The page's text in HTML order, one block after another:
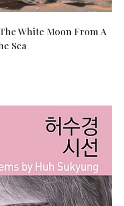
White Moon From A
Sea